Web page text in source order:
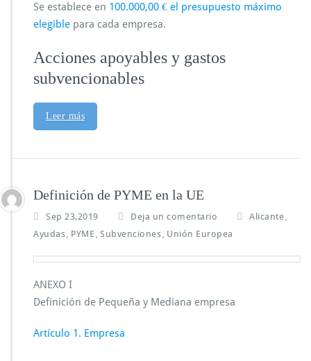
Se establece en 100.000,00 € el presupuesto máximo
elegible para cada empresa.
Acciones apoyables y gastos
subvencionables
Leer más
Definición de PYME en la UE
Sep 23,2019 Deja un comentario Alicante
Ayudas PYME Subvenciones Unión Europea
ANEXO I
Definición de Pequeña y Mediana empresa
Artículo 1. Empresa